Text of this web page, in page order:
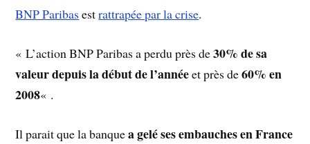
BNP Paribas estrattrapée par la crise.
« L’action BNP Paribas a perdu près de30% de sa
valeur depuis la début de l’annéeet près de60% en
2008« .
Il parait que la banquea gelé ses embauches en France